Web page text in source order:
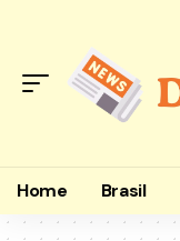
Home Brasil